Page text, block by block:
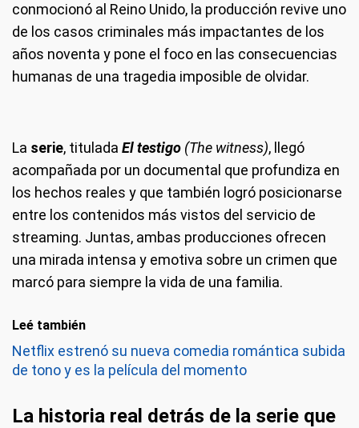
conmocionó al Reino Unido, la producción revive uno
de los casos criminales más impactantes de los
años noventa y pone el foco en las consecuencias
humanas de una tragedia imposible de olvidar.
La serie, titulada El testigo (The witness), llegó
acompañada por un documental que profundiza en
los hechos reales y que también logró posicionarse
entre los contenidos más vistos del servicio de
streaming. Juntas, ambas producciones ofrecen
una mirada intensa y emotiva sobre un crimen que
marcó para siempre la vida de una familia.
Leé también
Netflix estrenó su nueva comedia romántica subida
de tono y es la película del momento
La historia real detrás de la serie que